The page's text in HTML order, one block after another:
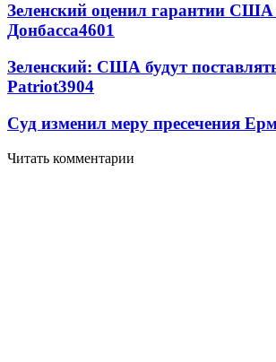
Зеленский оценил гарантии США
Донбасса4601
Зеленский: США будут
Patriot3904
Суд изменил меру пресечения
Читать комментарии